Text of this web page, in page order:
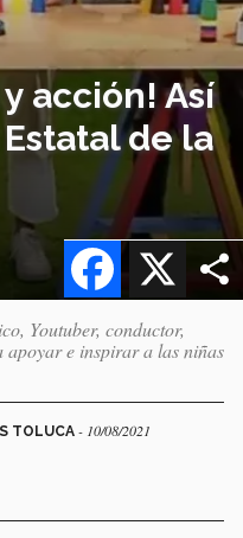
acción! Así
de la
X
Facebook
Youtuber, conductor,
e inspirar a las niñas
TOLUCA - 10/08/2021